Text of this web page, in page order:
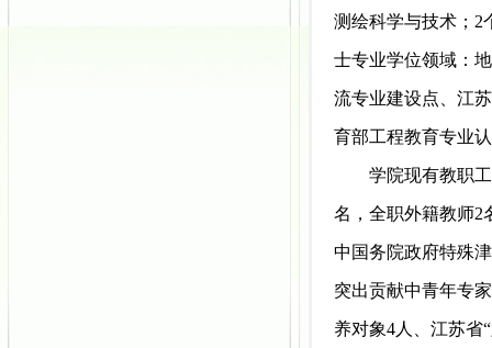
测绘科学与技术；2
士专业学位领域：
流专业建设点、江
育部工程教育专业
学院现有教职
名，全职外籍教师2
中国务院政府特殊
突出贡献中青年专
养对象4人、江苏省